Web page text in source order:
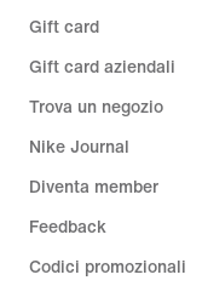
Gift card
Gift card aziendali
Trova un negozio
Nike Journal
Diventa member
Feedback
Codici promozionali